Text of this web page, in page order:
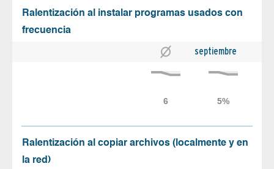
Ralentización al instalar programas usados con
frecuencia
septiembre
Ralentización al copiar archivos (localmente y en
la red)